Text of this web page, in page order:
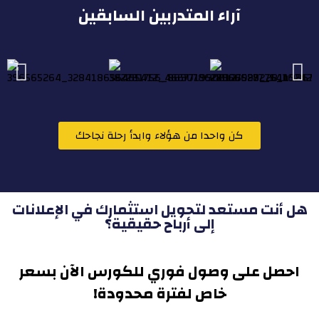
آراء المتدربين السابقين
كن واحدا من هؤلاء وابدأ رحلة نجاحك
هل أنت مستعد لتحويل استثمارك في الإعلانات
إلى أرباح حقيقية؟
احصل على وصول فوري للكورس الآن بسعر
خاص لفترة محدودة!